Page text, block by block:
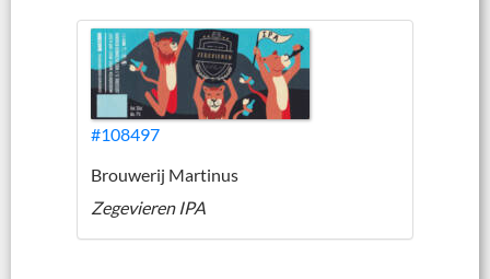
#108497
Brouwerij Martinus
Zegevieren IPA